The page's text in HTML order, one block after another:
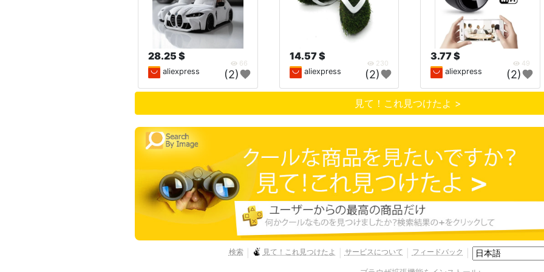
28.25 $
66
aliexpress (2)
14.57 $
230
aliexpress (2)
3.77 $
49
aliexpress (2)
見て！これ見つけたよ >
検索 見て！これ見つけたよ サービスについて フィードバック